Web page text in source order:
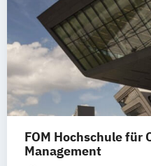
FOM Hochschule für
Management